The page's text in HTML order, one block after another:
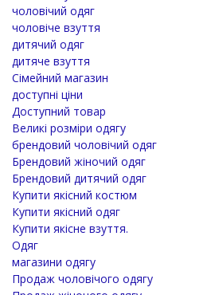
чоловічий одяг
чоловіче взуття
дитячий одяг
дитяче взуття
Сімейний магазин
доступні ціни
Доступний товар
Великі розміри одягу
брендовий чоловічий одяг
Брендовий жіночий одяг
Брендовий дитячий одяг
Купити якісний костюм
Купити якісний одяг
Купити якісне взуття.
Одяг
магазини одягу
Продаж чоловічого одягу